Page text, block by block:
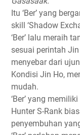
Itu ‘Ber’ yang
skill ‘Shadow
‘Ber’ lalu meraih
sesuai perintah
menyebar dari
Kondisi Jin Ho,
mudah.
‘Ber’ yang
Hunter S-Rank
penyembuhan